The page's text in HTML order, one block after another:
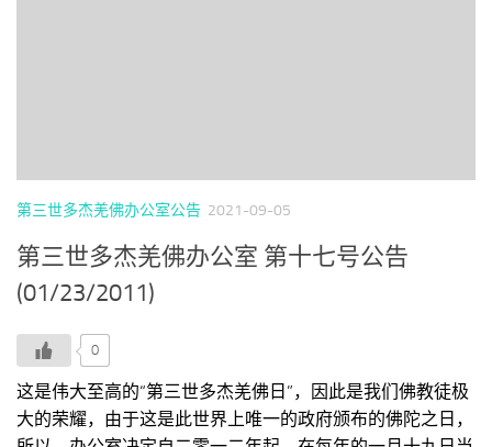
第三世多杰羌佛办公室公告 2021-09-05
第三世多杰羌佛办公室 第十七号公告
(01/23/2011)
0
这是伟大至高的“第三世多杰羌佛日”，因此是我们佛教徒极
大的荣耀，由于这是此世界上唯一的政府颁布的佛陀之日，